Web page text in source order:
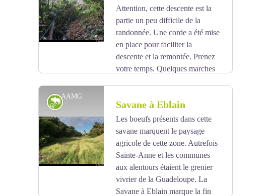
Voir l'image en plein écran
Voir l'image en plein écran
Attention, cette descente est la
partie un peu difficile de la
randonnée. Une corde a été mise
en place pour faciliter la
descente et la remontée. Prenez
votre temps. Quelques marches
AAMG
Paysage agricole Savane à Eblain
Les boeufs présents dans cette
savane marquent le paysage
agricole de cette zone. Autrefois
Sainte-Anne et les communes
aux alentours étaient le grenier
vivrier de la Guadeloupe. La
Savane à Eblain marque la fin